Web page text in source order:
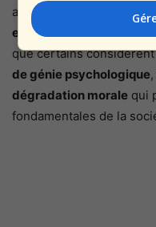
avec l’étoile de David
efficacité stratégique et
que certains
de génie psychologique
dégradation morale qui
fondamentales de la